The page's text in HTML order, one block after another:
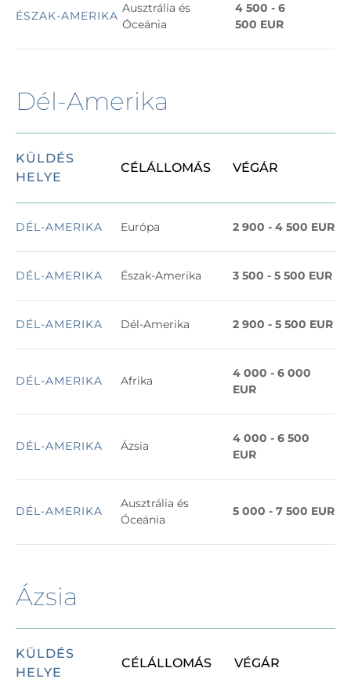
ÉSZAK-AMERIKA
Ausztrália és
Óceánia
4 500 - 6
500 EUR
Dél-Amerika
KÜLDÉS
HELYE
CÉLÁLLOMÁS VÉGÁR
DÉL-AMERIKA Európa 2 900 - 4 500 EUR
DÉL-AMERIKA Észak-Amerika 3 500 - 5 500 EUR
DÉL-AMERIKA Dél-Amerika 2 900 - 5 500 EUR
DÉL-AMERIKA Afrika
4 000 - 6 000
EUR
DÉL-AMERIKA Ázsia
4 000 - 6 500
EUR
DÉL-AMERIKA
Ausztrália és
Óceánia
5 000 - 7 500 EUR
Ázsia
KÜLDÉS
HELYE
CÉLÁLLOMÁS VÉGÁR